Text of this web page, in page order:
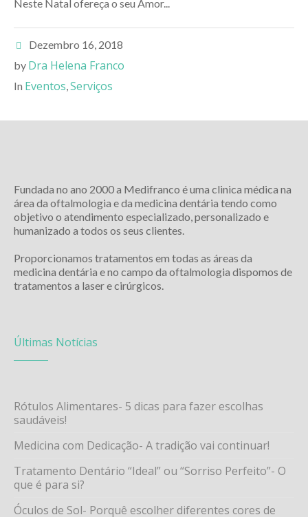
Neste Natal ofereça o seu Amor...
Dezembro 16, 2018
by Dra Helena Franco
In Eventos Serviços
Fundada no ano 2000 a Medifranco é uma clinica médica na
área da oftalmologia e da medicina dentária tendo como
objetivo o atendimento especializado, personalizado e
humanizado a todos os seus clientes.
Proporcionamos tratamentos em todas as áreas da
medicina dentária e no campo da oftalmologia dispomos de
tratamentos a laser e cirúrgicos.
Últimas Notícias
Rótulos Alimentares- 5 dicas para fazer escolhas
saudáveis!
Medicina com Dedicação- A tradição vai continuar!
Tratamento Dentário “Ideal” ou “Sorriso Perfeito”- O
que é para si?
Óculos de Sol- Porquê escolher diferentes cores de